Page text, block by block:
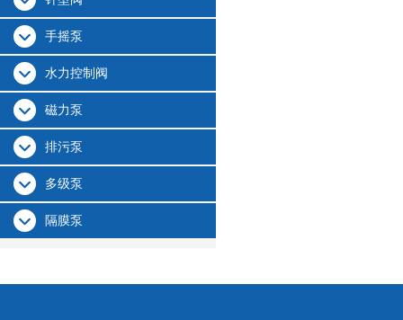
手摇泵
水力控制阀
磁力泵
排污泵
多级泵
隔膜泵